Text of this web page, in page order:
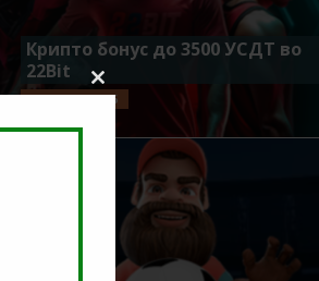
Крипто бонус до 3500 УСДТ во
22Bit
ЈУЛИ 29, 2026
Close
this